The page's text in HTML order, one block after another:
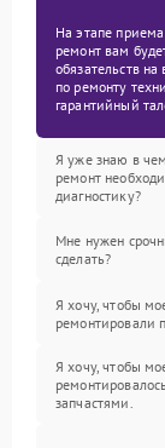
На этапе
ремонт вам
обязательств
по ремонту
гарантийный
Я уже знаю в
ремонт
диагностику?
Мне нужен
сделать?
Я хочу, чтобы
ремонтировали
Я хочу, чтобы
запчастями.